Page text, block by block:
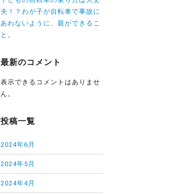
夫！？わが子が自転車で事故に
あわないように、親ができるこ
と。
最新のコメント
表示できるコメントはありませ
ん。
投稿一覧
2024年6月
2024年5月
2024年4月